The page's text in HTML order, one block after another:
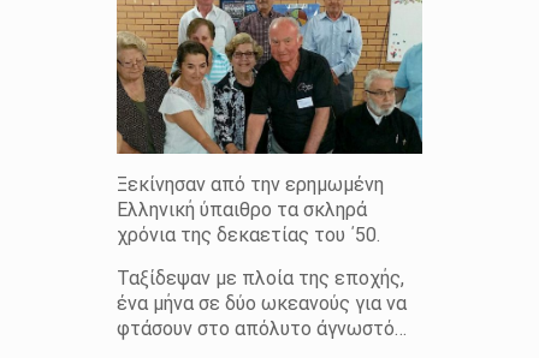
Ξεκίνησαν από την ερημωμένη
Ελληνική ύπαιθρο τα σκληρά
χρόνια της δεκαετίας του ΄50.
Ταξίδεψαν με πλοία της εποχής,
ένα μήνα σε δύο ωκεανούς για να
φτάσουν στο απόλυτο άγνωστό…